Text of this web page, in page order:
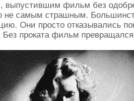
выпустившим фильм без
не самым страшным.
Они просто отказывались
Без проката фильм